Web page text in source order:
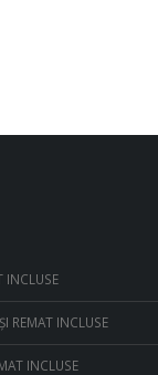
INCLUSE
REMAT INCLUSE
INCLUSE